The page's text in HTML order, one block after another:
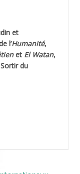
et
l’Humanité,
et El Watan,
du